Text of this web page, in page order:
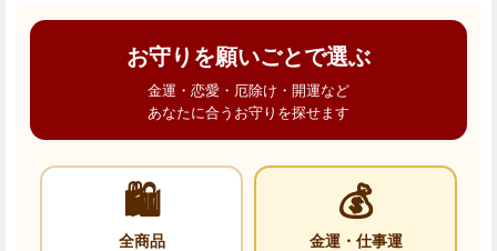
お守りを願いごとで選ぶ
金運・恋愛・厄除け・開運など
あなたに合うお守りを探せます
🛍️
全商品
💰
金運・仕事運